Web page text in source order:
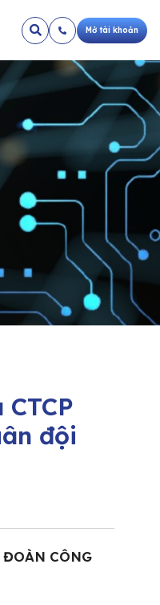
Mở tài khoản
đội
CÔNG